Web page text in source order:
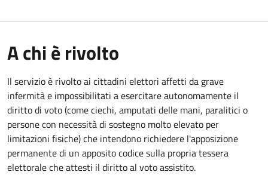
A chi è rivolto
Il servizio è rivolto ai cittadini elettori affetti da grave
infermità e impossibilitati a esercitare autonomamente il
diritto di voto (come ciechi, amputati delle mani, paralitici o
persone con necessità di sostegno molto elevato per
limitazioni fisiche) che intendono richiedere l'apposizione
permanente di un apposito codice sulla propria tessera
elettorale che attesti il diritto al voto assistito.